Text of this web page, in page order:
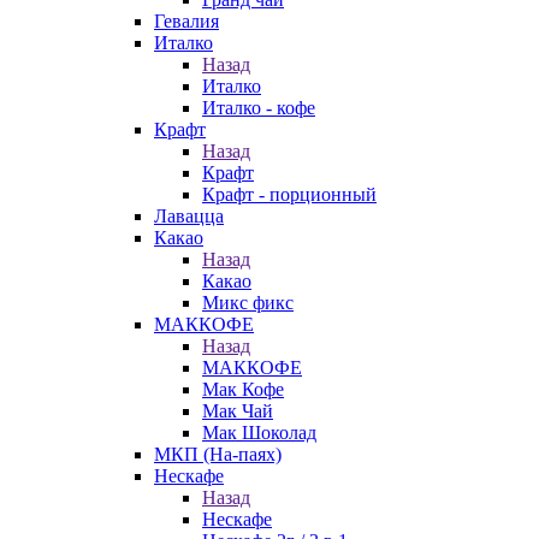
Гевалия
Италко
Назад
Италко
Италко - кофе
Крафт
Назад
Крафт
Крафт - порционный
Лавацца
Какао
Назад
Какао
Микс фикс
МАККОФЕ
Назад
МАККОФЕ
Мак Кофе
Мак Чай
Мак Шоколад
МКП (На-паях)
Нескафе
Назад
Нескафе